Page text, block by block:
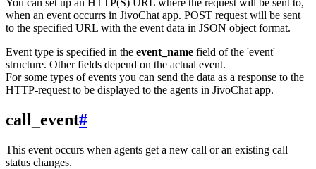
when an event occurrs in JivoChat app. POST request will be sent
to the specified URL with the event data in JSON object format.
Event type is specified in the event_name field of the 'event'
structure. Other fields depend on the actual event.
For some types of events you can send the data as a response to the
HTTP-request to be displayed to the agents in JivoChat app.
call_event#
This event occurs when agents get a new call or an existing call
status changes.